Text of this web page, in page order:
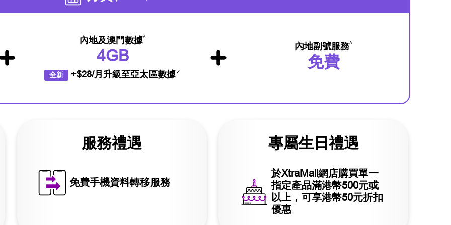
內地及澳門數據^
4GB
全新 +$28/月升級至亞太區數據✓
內地副號服務^
免費
服務禮遇
免費手機資料轉移服務
專屬生日禮遇
於XtraMall網店購買單一
指定產品滿港幣500元或
以上，可享港幣50元折扣
優惠